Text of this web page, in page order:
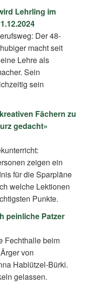
Lehrling im
Der 48-
macht seit
Lehre als
Sein
sein
Fächern zu
gedacht»
zeigen ein
für die Sparpläne
welche Lektionen
Punkte.
peinliche Patzer
Fechthalle beim
von
Hablützel-Bürki.
gelassen.